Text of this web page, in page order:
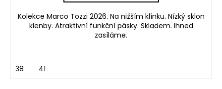
Kolekce Marco Tozzi 2026. Na nižším klínku. Nízký sklon
klenby. Atraktivní funkční pásky. Skladem. Ihned
zasíláme.
38 41